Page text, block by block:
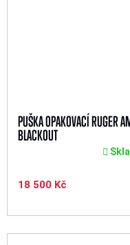
PUŠKA OPAKOVACÍ RUGER
BLACKOUT
18 500 Kč